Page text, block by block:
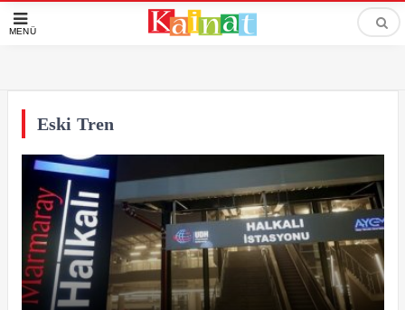
MENÜ
Eski Tren